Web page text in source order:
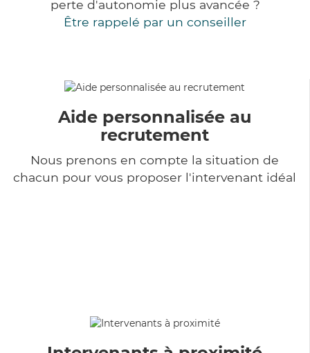
perte d'autonomie plus avancée ?
Être rappelé par un conseiller
Aide personnalisée au
recrutement
Nous prenons en compte la situation de
chacun pour vous proposer l'intervenant idéal